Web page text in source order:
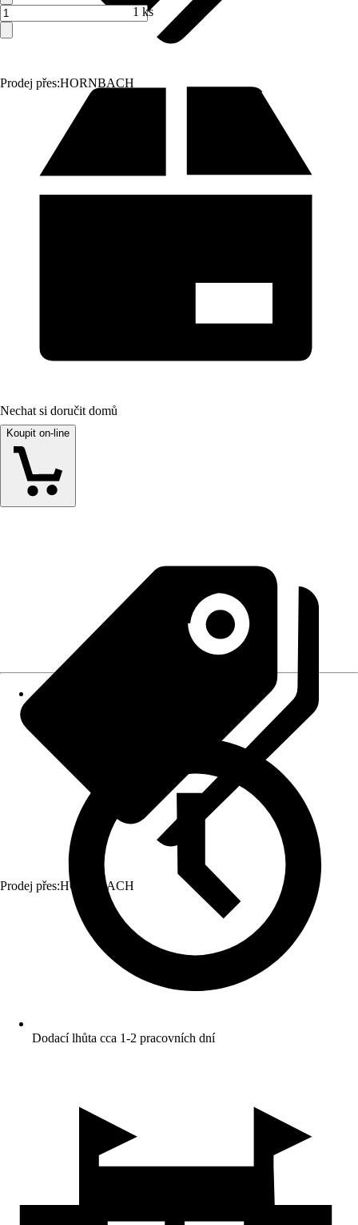
Prodej přes:HORNBACH
1 ks
Nechat si doručit domů
Koupit on-line
Prodej přes:HORNBACH
Dodací lhůta cca 1-2 pracovních dní